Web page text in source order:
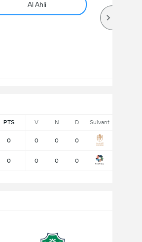
Al Ahli
PTS V N D Suivant
0 0 0 0
0 0 0 0